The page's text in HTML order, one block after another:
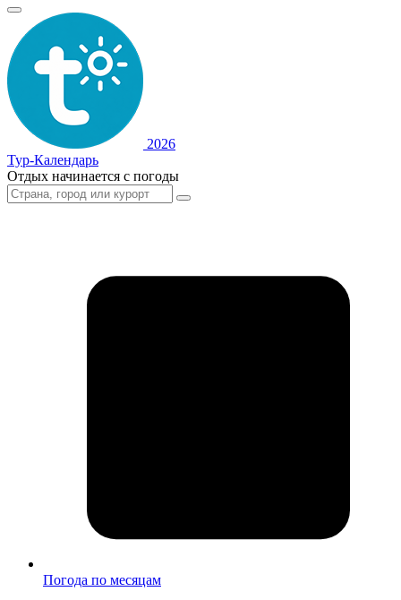
2026
Тур-Календарь
Отдых начинается с погоды
Погода по месяцам